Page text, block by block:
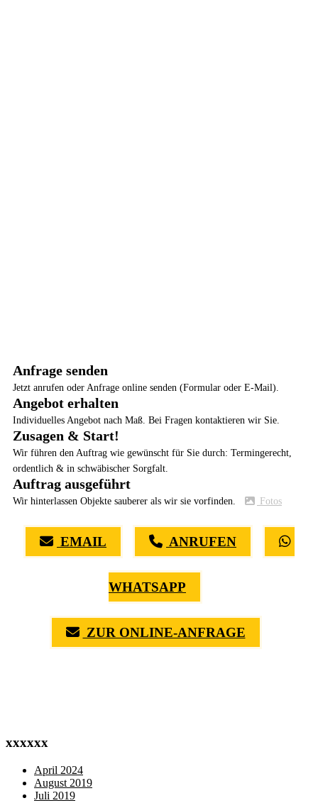
Anfrage senden
Jetzt anrufen oder Anfrage online senden (Formular oder E-Mail).
Angebot erhalten
Individuelles Angebot nach Maß. Bei Fragen kontaktieren wir Sie.
Zusagen & Start!
Wir führen den Auftrag wie gewünscht für Sie durch: Termingerecht,
ordentlich & in schwäbischer Sorgfalt.
Auftrag ausgeführt
Wir hinterlassen Objekte sauberer als wir sie vorfinden. Fotos
EMAIL ANRUFEN
WHATSAPP
ZUR ONLINE-ANFRAGE
xxxxxx
April 2024
August 2019
Juli 2019